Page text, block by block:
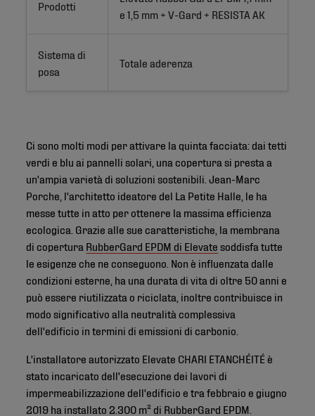
Prodotti
e 1,5 mm + V-Gard + RESISTA AK
Sistema di
posa
Totale aderenza
Ci sono molti modi per attivare la quinta facciata: dai tetti
verdi e blu ai pannelli solari, una copertura si presta a
un'ampia varietà di soluzioni sostenibili. Jean-Marc
Porche, l'architetto ideatore del La Petite Halle, le ha
messe tutte in atto per ottenere la massima efficienza
ecologica. Grazie alle sue caratteristiche, la membrana
di copertura RubberGard EPDM di Elevate soddisfa tutte
le esigenze che ne conseguono. Non è influenzata dalle
condizioni esterne, ha una durata di vita di oltre 50 anni e
può essere riutilizzata o riciclata, inoltre contribuisce in
modo significativo alla neutralità complessiva
dell'edificio in termini di emissioni di carbonio.
L'installatore autorizzato Elevate CHARI ETANCHÉITÉ è
stato incaricato dell'esecuzione dei lavori di
impermeabilizzazione dell'edificio e tra febbraio e giugno
2019 ha installato 2.300 m² di RubberGard EPDM.